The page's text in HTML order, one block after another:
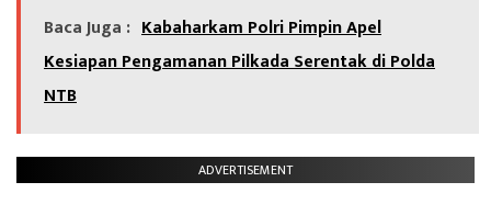
Baca Juga : Kabaharkam Polri Pimpin Apel
Kesiapan Pengamanan Pilkada Serentak di Polda
NTB
ADVERTISEMENT